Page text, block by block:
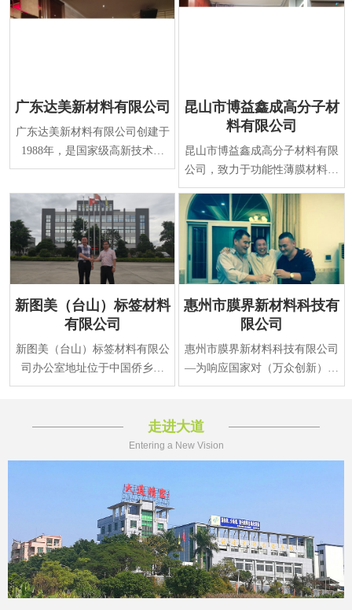
广东达美新材料有限公司
广东达美新材料有限公司创建于
1988年，是国家级高新技术企
业，专业研发、生产表面保护系
昆山市博益鑫成高分子材
料有限公司
昆山市博益鑫成高分子材料有限
公司，致力于功能性薄膜材料及
涂覆技术的研发与生产，是国家
火炬计划重点高新
新图美（台山）标签材料
有限公司
新图美（台山）标签材料有限公
司办公室地址位于中国侨乡江
门，江门 台山市水步镇福安东
惠州市膜界新材料科技有
限公司
惠州市膜界新材料科技有限公司
—为响应国家对（万众创新）新
材料产业规划要求，在2015年正
走进大道
Entering a New Vision